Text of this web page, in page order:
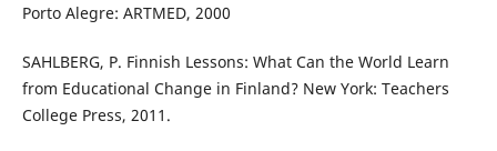
Porto Alegre: ARTMED, 2000
SAHLBERG, P. Finnish Lessons: What Can the World Learn
from Educational Change in Finland? New York: Teachers
College Press, 2011.